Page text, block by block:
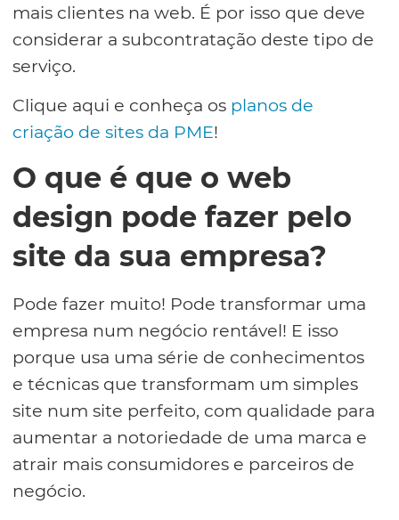
mais clientes na web. É por isso que deve
considerar a subcontratação deste tipo de
serviço.
Clique aqui e conheça os planos de
criação de sites da PME!
O que é que o web
design pode fazer pelo
site da sua empresa?
Pode fazer muito! Pode transformar uma
empresa num negócio rentável! E isso
porque usa uma série de conhecimentos
e técnicas que transformam um simples
site num site perfeito, com qualidade para
aumentar a notoriedade de uma marca e
atrair mais consumidores e parceiros de
negócio.